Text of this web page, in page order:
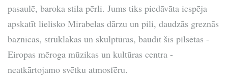
pasaulē, baroka stila pērli. Jums tiks piedāvāta iespēja
apskatīt lielisko Mirabelas dārzu un pili, daudzās greznās
baznīcas, strūklakas un skulptūras, baudīt šīs pilsētas -
Eiropas mēroga mūzikas un kultūras centra -
neatkārtojamo svētku atmosfēru.